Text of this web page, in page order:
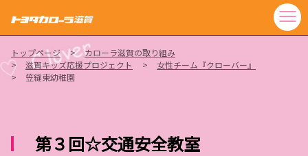
トップページ
カローラ滋賀の取り組み
滋賀キッズ応援プロジェクト
女性チーム『クローバー』
笠縫東幼稚園
第３回☆交通安全教室